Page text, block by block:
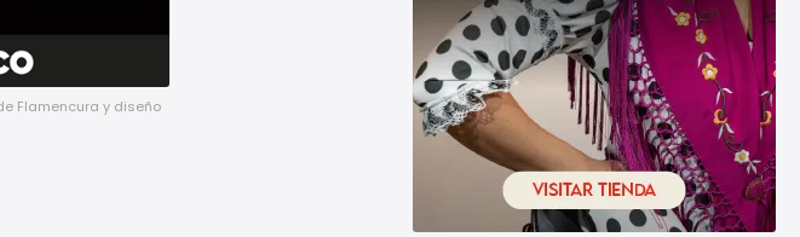
Flamencura y diseño